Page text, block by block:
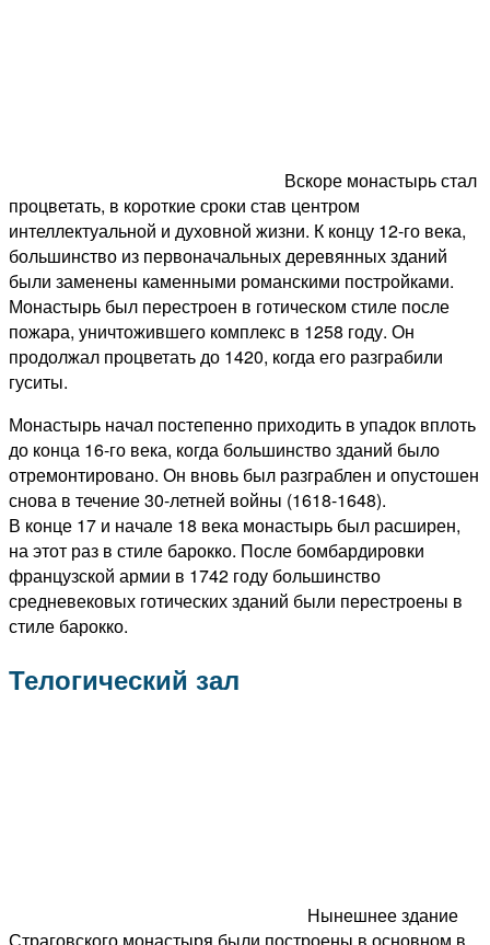
Вскоре монастырь стал
процветать, в короткие сроки став центром
интеллектуальной и духовной жизни. К концу 12-го века,
большинство из первоначальных деревянных зданий
были заменены каменными романскими постройками.
Монастырь был перестроен в готическом стиле после
пожара, уничтожившего комплекс в 1258 году. Он
продолжал процветать до 1420, когда его разграбили
гуситы.
Монастырь начал постепенно приходить в упадок вплоть
до конца 16-го века, когда большинство зданий было
отремонтировано. Он вновь был разграблен и опустошен
снова в течение 30-летней войны (1618-1648).
В конце 17 и начале 18 века монастырь был расширен,
на этот раз в стиле барокко. После бомбардировки
французской армии в 1742 году большинство
средневековых готических зданий были перестроены в
стиле барокко.
Телогический зал
Нынешнее здание
Страговского монастыря были построены в основном в